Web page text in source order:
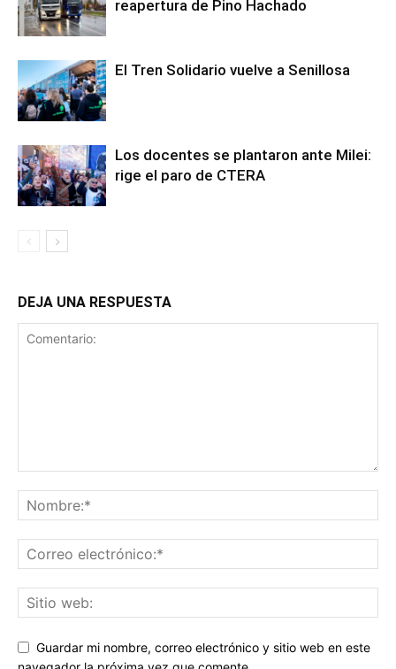
reapertura de Pino Hachado
El Tren Solidario vuelve a Senillosa
Los docentes se plantaron ante Milei:
rige el paro de CTERA
DEJA UNA RESPUESTA
Guardar mi nombre, correo electrónico y sitio web en este